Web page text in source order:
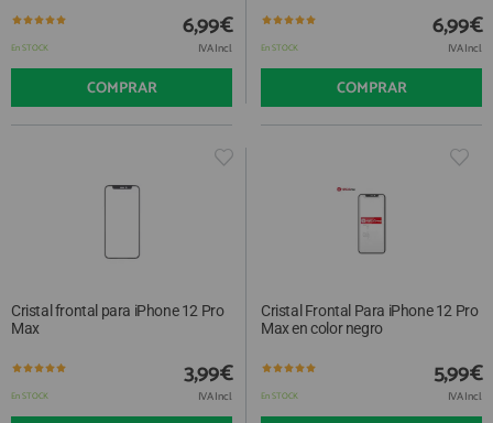
En STOCK
6,99€
IVA Incl.
COMPRAR
En STOCK
6,99€
IVA Incl.
COMPRAR
Cristal frontal para iPhone 12 Pro
Max
En STOCK
3,99€
IVA Incl.
Cristal Frontal Para iPhone 12 Pro
Max en color negro
En STOCK
5,99€
IVA Incl.